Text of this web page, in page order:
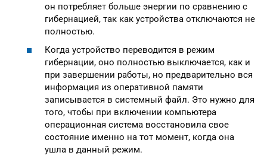
он потребляет больше энергии по сравнению с
гибернацией, так как устройства отключаются не
полностью.
Когда устройство переводится в режим
гибернации, оно полностью выключается, как и
при завершении работы, но предварительно вся
информация из оперативной памяти
записывается в системный файл. Это нужно для
того, чтобы при включении компьютера
операционная система восстановила свое
состояние именно на тот момент, когда она
ушла в данный режим.